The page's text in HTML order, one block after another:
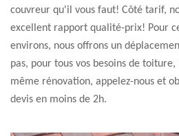
couvreur qu'il vous faut! Côté tarif,
excellent rapport qualité-prix! Pour
environs, nous offrons un
pas, pour tous vos besoins de
même rénovation, appelez-nous et
devis en moins de 2h.